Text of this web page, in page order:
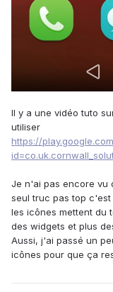
Il y a une vidéo tuto
utiliser
https://
Je n'ai pas encore vu
seul truc pas top
les icônes mettent du
des widgets et plus
Aussi, j'ai passé un
icônes pour que ça